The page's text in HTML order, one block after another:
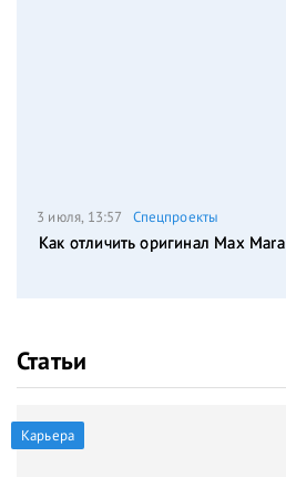
3 июля, 13:57 Спецпроекты
Как отличить оригинал Max
Статьи
Карьера